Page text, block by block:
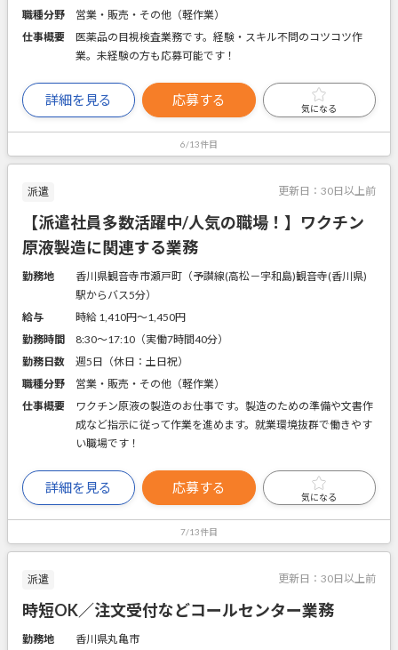
職種分野
営業・販売・その他（軽作業）
仕事概要
医薬品の目視検査業務です。経験・スキル不問のコツコツ作
業。未経験の方も応募可能です！
詳細を見る 応募する
気になる
6/13件目
派遣 更新日： 30日以上前
【派遣社員多数活躍中/人気の職場！】ワクチン
原液製造に関連する業務
勤務地
香川県観音寺市瀬戸町（予讃線(高松－宇和島)観音寺(香川県)
駅からバス5分）
給与
時給 1,410円〜1,450円
勤務時間
8:30～17:10（実働7時間40分）
勤務日数
週5日（休日：土日祝）
職種分野
営業・販売・その他（軽作業）
仕事概要
ワクチン原液の製造のお仕事です。製造のための準備や文書作
成など指示に従って作業を進めます。就業環境抜群で働きやす
い職場です！
詳細を見る 応募する
気になる
7/13件目
派遣 更新日： 30日以上前
時短OK／注文受付などコールセンター業務
勤務地
香川県丸亀市